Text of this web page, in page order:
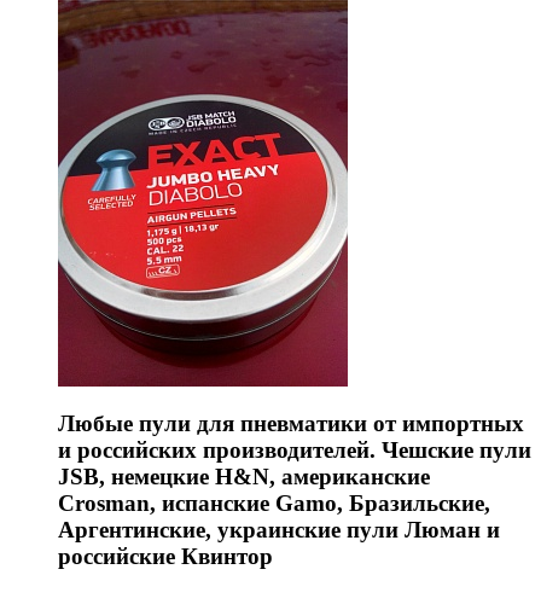
Любые пули для пневматики от импортных
и российских производителей. Чешские пули
JSB, немецкие H&N, американские
Crosman, испанские Gamo, Бразильские,
Аргентинские, украинские пули Люман и
российские Квинтор